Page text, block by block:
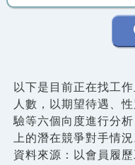
以下是目前正在找工
人數，以期望待遇、
驗等六個向度進行分
上的潛在競爭對手情況
資料來源：以會員履